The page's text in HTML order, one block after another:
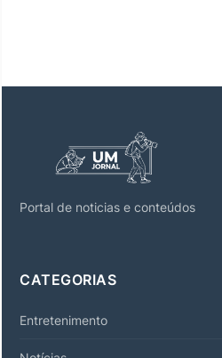
Portal de noticias e conteúdos
CATEGORIAS
Entretenimento